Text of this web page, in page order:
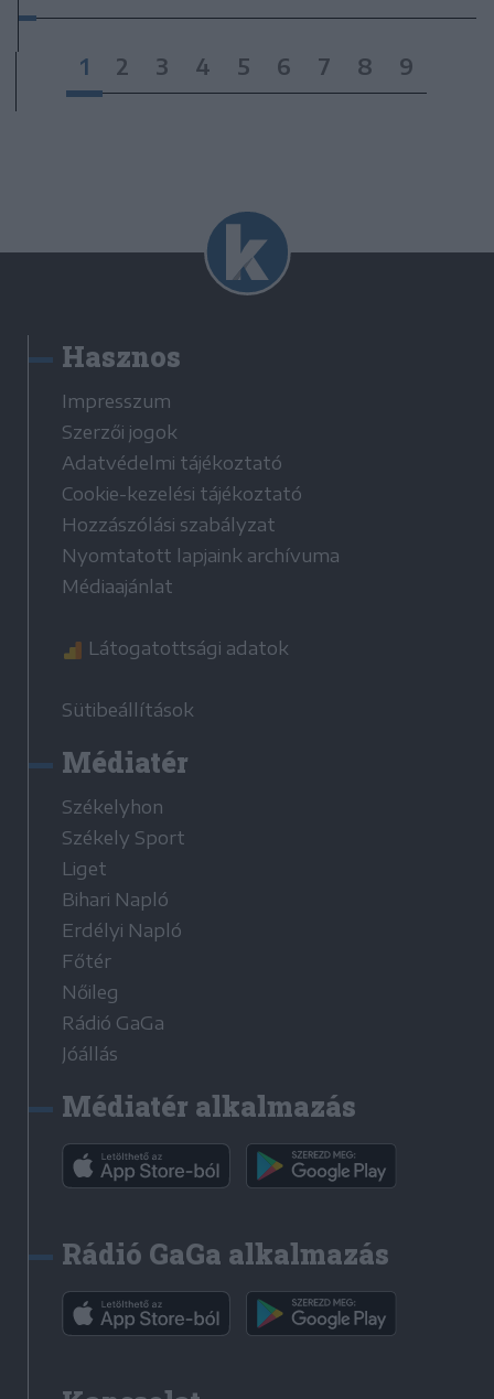
1 2 3 4 5 6 7 8 9
Hasznos
Impresszum
Szerzői jogok
Adatvédelmi tájékoztató
Cookie-kezelési tájékoztató
Hozzászólási szabályzat
Nyomtatott lapjaink archívuma
Médiaajánlat
Látogatottsági adatok
Sütibeállítások
Médiatér
Székelyhon
Székely Sport
Liget
Bihari Napló
Erdélyi Napló
Főtér
Nőileg
Rádió GaGa
Jóállás
Médiatér alkalmazás
Rádió GaGa alkalmazás